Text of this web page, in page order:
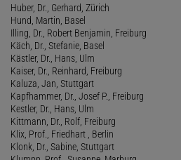
Huber, Dr., Gerhard, Zürich
Hund, Martin, Basel
Illing, Dr., Robert Benjamin, Freiburg
Käch, Dr., Stefanie, Basel
Kästler, Dr., Hans, Ulm
Kaiser, Dr., Reinhard, Freiburg
Kaluza, Jan, Stuttgart
Kapfhammer, Dr., Josef P., Freiburg
Kestler, Dr., Hans, Ulm
Kittmann, Dr., Rolf, Freiburg
Klix, Prof., Friedhart , Berlin
Klonk, Dr., Sabine, Stuttgart